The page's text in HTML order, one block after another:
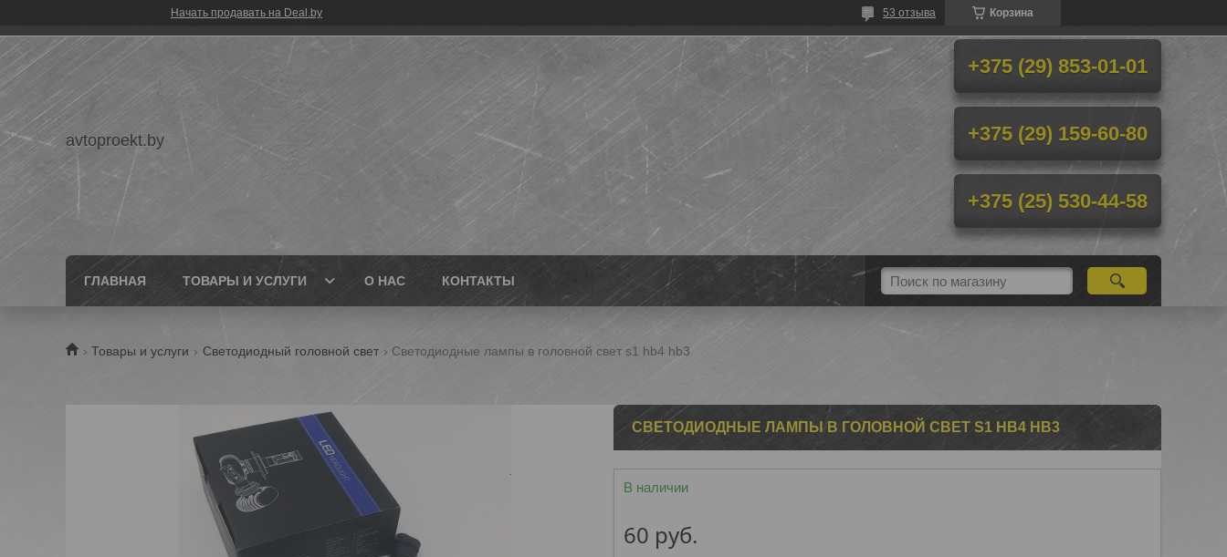
Начать продавать на Deal.by Корзина
53 отзыва
avtoproekt.by
+375 (29) 853-01-01
+375 (29) 159-60-80
+375 (25) 530-44-58
ГЛАВНАЯ ТОВАРЫ И УСЛУГИ О НАС КОНТАКТЫ
Товары и услуги Светодиодный головной свет Светодиодные лампы в головной свет s1 hb4 hb3
СВЕТОДИОДНЫЕ ЛАМПЫ В ГОЛОВНОЙ СВЕТ S1 HB4 HB3
В наличии
60 руб.